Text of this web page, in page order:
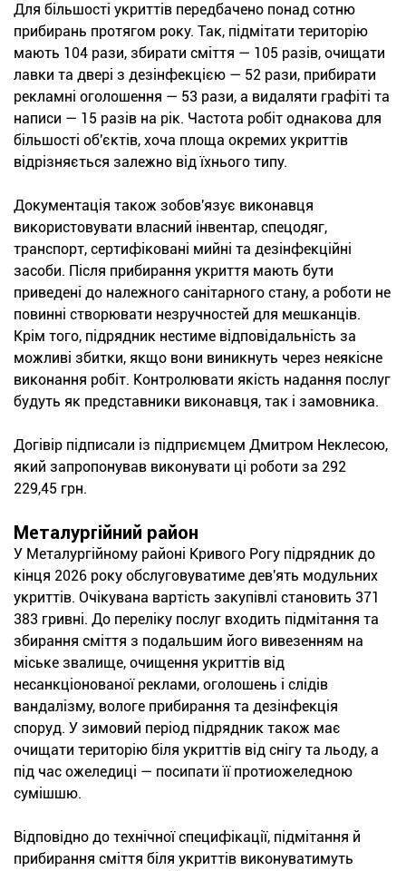
Для більшості укриттів передбачено понад сотню
прибирань протягом року. Так, підмітати територію
мають 104 рази, збирати сміття — 105 разів, очищати
лавки та двері з дезінфекцією — 52 рази, прибирати
рекламні оголошення — 53 рази, а видаляти графіті та
написи — 15 разів на рік. Частота робіт однакова для
більшості об'єктів, хоча площа окремих укриттів
відрізняється залежно від їхнього типу.
Документація також зобов'язує виконавця
використовувати власний інвентар, спецодяг,
транспорт, сертифіковані мийні та дезінфекційні
засоби. Після прибирання укриття мають бути
приведені до належного санітарного стану, а роботи не
повинні створювати незручностей для мешканців.
Крім того, підрядник нестиме відповідальність за
можливі збитки, якщо вони виникнуть через неякісне
виконання робіт. Контролювати якість надання послуг
будуть як представники виконавця, так і замовника.
Догівір підписали із підприємцем Дмитром Неклесою,
який запропонував виконувати ці роботи за 292
229,45 грн.
Металургійний район
У Металургійному районі Кривого Рогу підрядник до
кінця 2026 року обслуговуватиме дев'ять модульних
укриттів. Очікувана вартість закупівлі становить 371
383 гривні. До переліку послуг входить підмітання та
збирання сміття з подальшим його вивезенням на
міське звалище, очищення укриттів від
несанкціонованої реклами, оголошень і слідів
вандалізму, вологе прибирання та дезінфекція
споруд. У зимовий період підрядник також має
очищати територію біля укриттів від снігу та льоду, а
під час ожеледиці — посипати її протиожеледною
сумішшю.
Відповідно до технічної специфікації, підмітання й
прибирання сміття біля укриттів виконуватимуть